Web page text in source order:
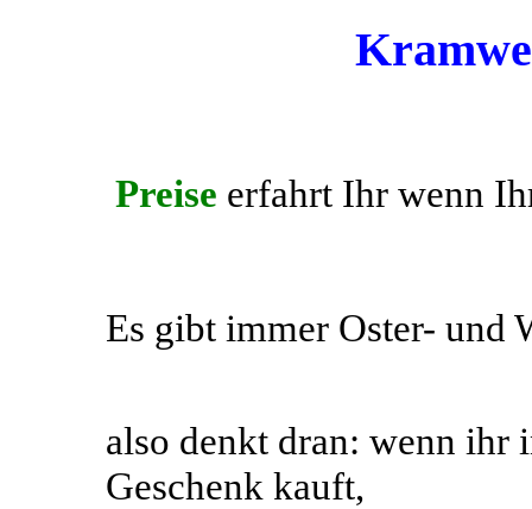
Preise erfahrt Ihr wenn
Es gibt immer Oster- und
also denkt dran: wenn ihr
Geschenk kauft,